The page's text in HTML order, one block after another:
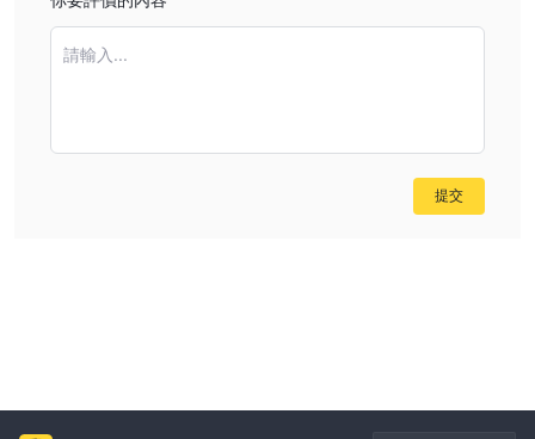
請輸入...
提交